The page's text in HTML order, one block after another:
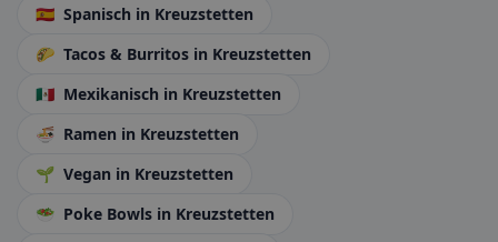
🇪🇸 Spanisch in Kreuzstetten
🌮 Tacos & Burritos in Kreuzstetten
🇲🇽 Mexikanisch in Kreuzstetten
🍜 Ramen in Kreuzstetten
🌱 Vegan in Kreuzstetten
🥗 Poke Bowls in Kreuzstetten